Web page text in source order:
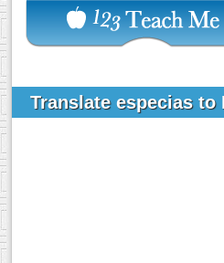
Translate especias to